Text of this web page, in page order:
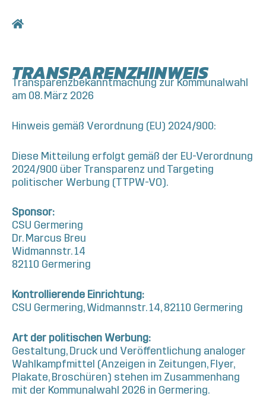
TRANSPARENZHINWEIS
Transparenzbekanntmachung zur Kommunalwahl
am 08. März 2026
Hinweis gemäß Verordnung (EU) 2024/900:
Diese Mitteilung erfolgt gemäß der EU-Verordnung
2024/900 über Transparenz und Targeting
politischer Werbung (TTPW-VO).
Sponsor:
CSU Germering
Dr. Marcus Breu
Widmannstr. 14
82110 Germering
Kontrollierende Einrichtung:
CSU Germering, Widmannstr. 14, 82110 Germering
Art der politischen Werbung:
Gestaltung, Druck und Veröffentlichung analoger
Wahlkampfmittel (Anzeigen in Zeitungen, Flyer,
Plakate, Broschüren) stehen im Zusammenhang
mit der Kommunalwahl 2026 in Germering.